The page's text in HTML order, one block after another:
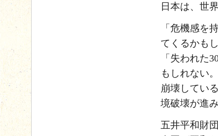
日本は、世
「危機感を
てくるかも
「失われた
もしれない
崩壊してい
境破壊が進
五井平和財